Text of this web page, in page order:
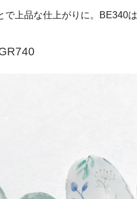
で上品な仕上がりに。BE340